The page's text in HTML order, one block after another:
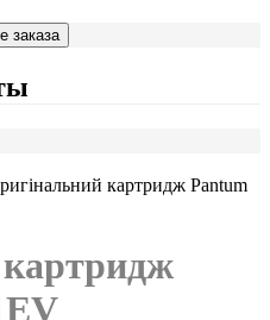
заказа
картридж Pantum